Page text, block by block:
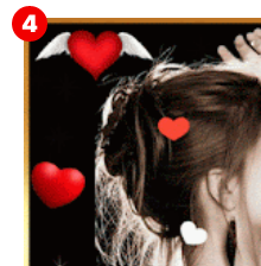
Feliz San Valentín Eudocia